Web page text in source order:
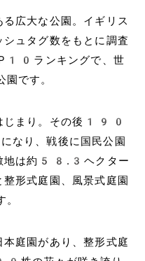
広大な公園。イギリス
ュタグ数をもとに調査
ランキングで、世
です。
じまり。その後190
り、戦後に国民公園
敷地は約58.3ヘクター
形式庭園、風景式庭園
庭園があり、整形式庭